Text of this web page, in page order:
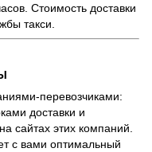
Стоимость доставки
такси.
перевозчиками:
доставки и
сайтах этих компаний.
с вами оптимальный